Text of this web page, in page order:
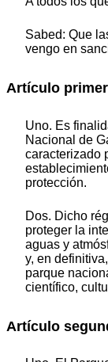
Sabed: Que
vengo en
Artículo
Uno. Es
Nacional de
caracterizado
protección.
Dos. Dicho
proteger la
aguas y
y, en
parque
científico,
Artículo